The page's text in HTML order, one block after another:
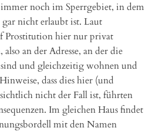
noch im Sperrgebiet, in dem
nicht erlaubt ist. Laut
Prostitution hier nur privat
an der Adresse, an der die
und gleichzeitig wohnen und
dass dies hier (und
nicht der Fall ist, führten
Im gleichen Haus findet
mit den Namen